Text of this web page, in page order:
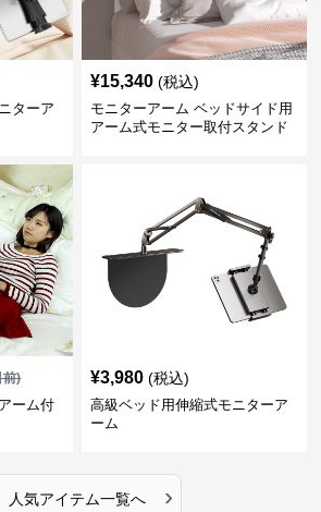
ターア
¥15,340 (税込)
モニターアーム ベッドサイド用
アーム式モニター取付スタンド
前)
ーム付
¥3,980 (税込)
高級ベッド用伸縮式モニターア
ーム
人気アイテム一覧へ ›